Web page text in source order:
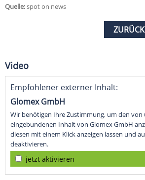
Quelle:spot on news
Video
Empfohlener externer Inhalt:
Glomex GmbH
Wir benötigen Ihre Zustimmung, um den von
eingebundenen Inhalt von Glomex GmbH
diesen mit einem Klick anzeigen lassen und
deaktivieren.
jetzt aktivieren